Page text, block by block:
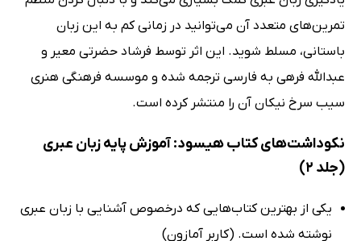
تمرین‌های متعدد آن می‌توانید در زمانی کم به این زبان
باستانی، مسلط شوید. این اثر توسط فرشاد حضرتی معیر و
عبدالله فرهی به فارسی ترجمه شده و موسسه فرهنگی هنری
سیب سرخ نیکان آن را منتشر کرده است.
نکوداشت‌های کتاب هیسود: آموزش پایه زبان عبری
(جلد 2)
یکی از بهترین کتاب‌هایی که درخصوص آشنایی با زبان عبری
نوشته شده است. (کاربر آمازون)